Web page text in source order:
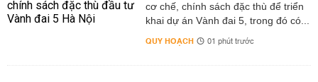
cơ chế, chính sách đặc thù để triển
khai dự án Vành đai 5, trong đó có...
QUY HOẠCH 01 phút trước